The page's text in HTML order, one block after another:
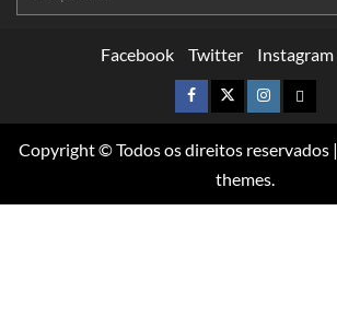
Facebook Twitter Instagram
Copyright © Todos os direitos reservados |
themes.